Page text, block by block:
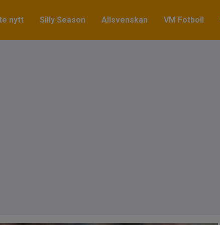
nytt Silly Season Allsvenskan VM Fotboll